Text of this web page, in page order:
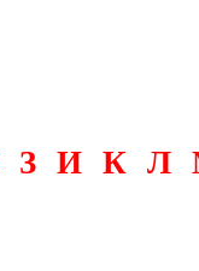
З И К Л